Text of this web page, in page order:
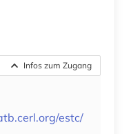
Infos zum Zugang
estc/